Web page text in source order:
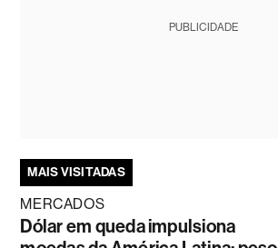
PUBLICIDADE
MAIS VISITADAS
MERCADOS
Dólar em queda impulsiona